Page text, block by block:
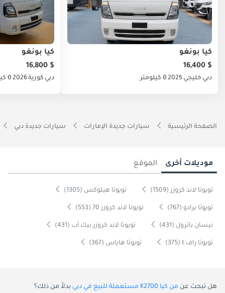
كيا بونغو
$ 16,400
دبي خليجي 20250 كيلومتر
كيا بونغو
$ 16,800
دبي كورية20260 كيلومتر
الصفحة الرئيسية سيارات جديدة الإمارات سيارات جديدة دبي
موديلات أخرى الموقع
تويوتا لاند كروزر (1509) تويوتا هيلوكس (1305)
تويوتا برادو (767) تويوتا لاند كروزر 70 (553)
نيسان باترول (431) تويوتا لاند كروزر بيك آب (431)
تويوتا راف ٤ (375) تويوتا هاياس (367)
هل تبحث عن من كيا K2700 مستعملة للبيع في دبي بدلاً من ذلك؟